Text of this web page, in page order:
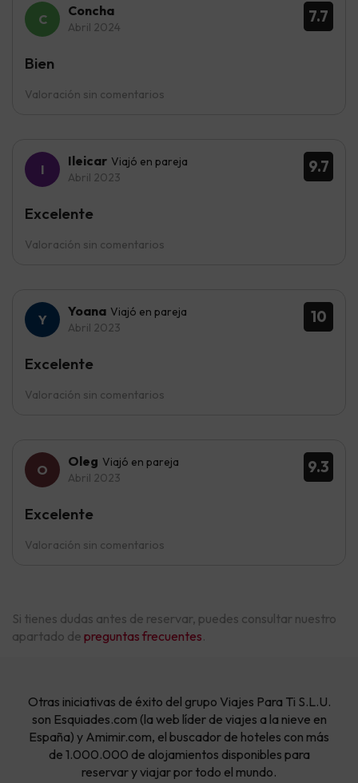
7.7
Concha
Abril 2024
Valoración sin comentarios
Bien
9.7
Ileicar Viajó en pareja
Abril 2023
Valoración sin comentarios
Excelente
10
Yoana Viajó en pareja
Abril 2023
Valoración sin comentarios
Excelente
9.3
Oleg Viajó en pareja
Abril 2023
Valoración sin comentarios
Excelente
Si tienes dudas antes de reservar, puedes consultar nuestro
apartado de preguntas frecuentes.
Otras iniciativas de éxito del grupo Viajes Para Ti S.L.U.
son Esquiades.com (la web líder de viajes a la nieve en
España) y Amimir.com, el buscador de hoteles con más
de 1.000.000 de alojamientos disponibles para
reservar y viajar por todo el mundo.